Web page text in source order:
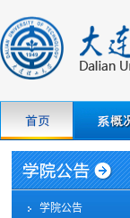
学院公告